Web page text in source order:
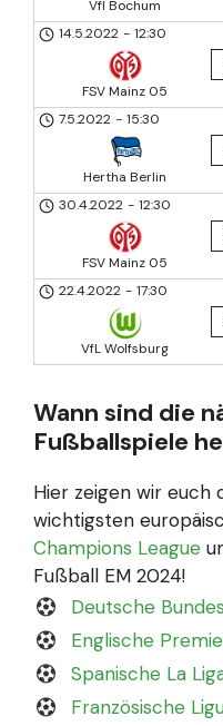
Vfl Bochum
14.5.2022 - 12:30
FSV Mainz 05
7.5.2022 - 15:30
Hertha Berlin
30.4.2022 - 12:30
FSV Mainz 05
22.4.2022 - 17:30
VfL Wolfsburg
Wann sind die
Fußballspiele
Hier zeigen wir euch
wichtigsten
Champions League
Fußball EM 2024!
Deutsche
Englische
Spanische La
Französische